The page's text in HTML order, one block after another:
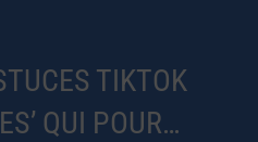
TIKTOK
QUI POUR…